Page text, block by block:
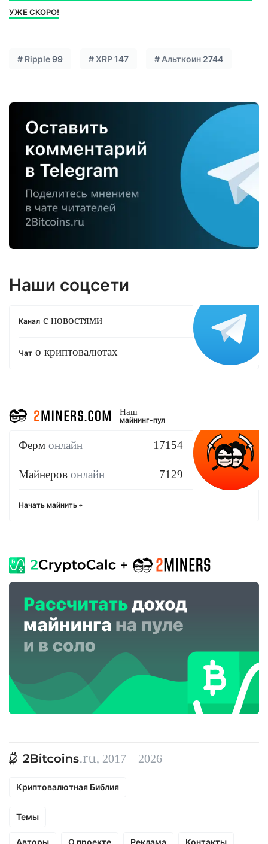
УЖЕ СКОРО!
# Ripple99 #XRP147 # Альткоин 2744
Наши соцсети
Канал с новостями
Чат о криптовалютах
Наш
майнинг-пул
Ферм онлайн 17154
Майнеров онлайн 7129
Начать майнить
, 2017—2026
Криптовалютная Библия
Темы